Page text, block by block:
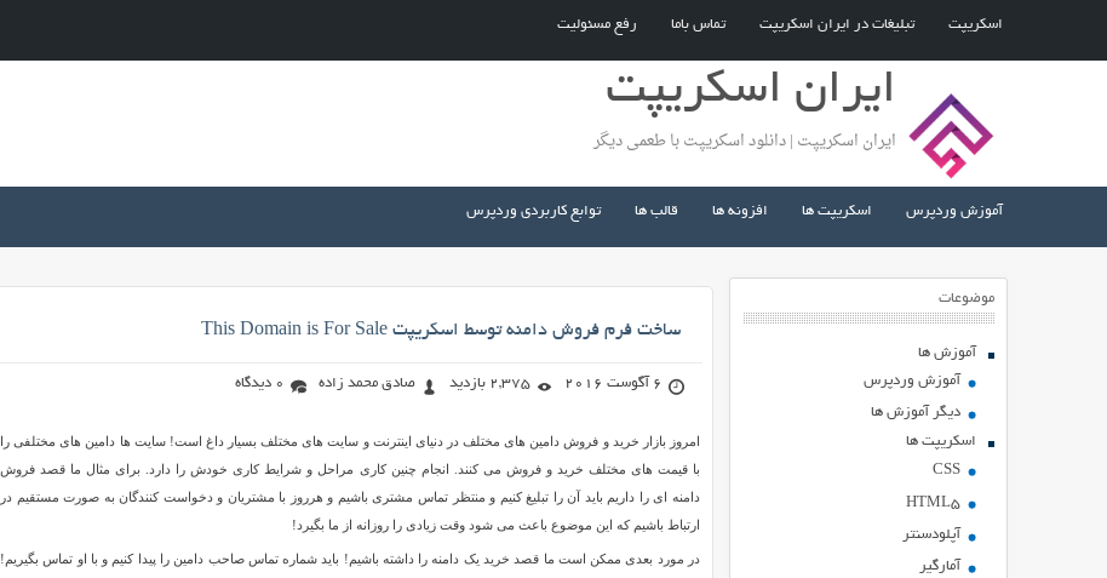
اسکریپت تبلیغات در ایران اسکریپت تماس باما رفع مسئولیت
ایران اسکریپت
ایران اسکریپت | دانلود اسکریپت با طعمی دیگر
آموزش وردپرس اسکریپت ها افزونه ها قالب ها توابع کاربردی وردپرس
موضوعات
آموزش ها
آموزش وردپرس
دیگر آموزش ها
اسکریپت ها
CSS
HTML5
آپلودسنتر
آمارگیر
ساخت فرم فروش دامنه توسط اسکریپت This Domain is For Sale
6 آگوست 2016 2,375 بازدید صادق محمد زاده 0 دیدگاه
امروز بازار خرید و فروش دامین های مختلف در دنیای اینترنت و سایت های مختلف بسیار داغ است! سایت ها دامین های مختلفی را
با قیمت های مختلف خرید و فروش می کنند. انجام چنین کاری مراحل و شرایط کاری خودش را دارد. برای مثال ما قصد فروش
دامنه ای را داریم باید آن را تبلیغ کنیم و منتظر تماس مشتری باشیم و هرروز با مشتریان و دخواست کنندگان به صورت مستقیم در
ارتباط باشیم که این موضوع باعث می شود وقت زیادی را روزانه از ما بگیرد!
در مورد بعدی ممکن است ما قصد خرید یک دامنه را داشته باشیم! باید شماره تماس صاحب دامین را پیدا کنیم و با او تماس بگیریم!